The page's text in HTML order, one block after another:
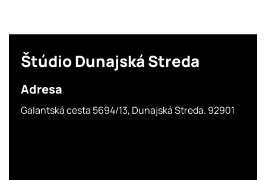
ŠtúdioDunajská Streda
Adresa
Galantská cesta 5694/13, Dunajská Streda. 92901